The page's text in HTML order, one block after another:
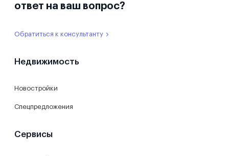
ответ на ваш вопрос?
Обратиться к консультанту
Недвижимость
Новостройки
Спецпредложения
Сервисы